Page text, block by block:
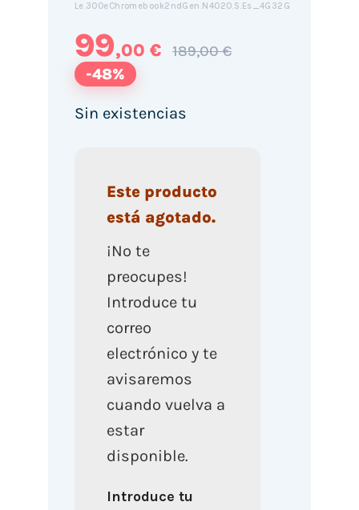
Le.300eChromebook2ndGen.N4020.S.Es_4G32G
99,00 € 189,00 €
-48%
Sin existencias
Este producto
está agotado.
¡No te
preocupes!
Introduce tu
correo
electrónico y te
avisaremos
cuando vuelva a
estar
disponible.
Introduce tu